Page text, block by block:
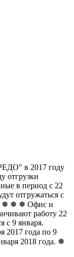
в 2017 году
отгрузки
в период с 22
отгружаться с
❅ ❅ Офис и
работу 22
с 9 января.
2017 года по 9
2018 года. ❅